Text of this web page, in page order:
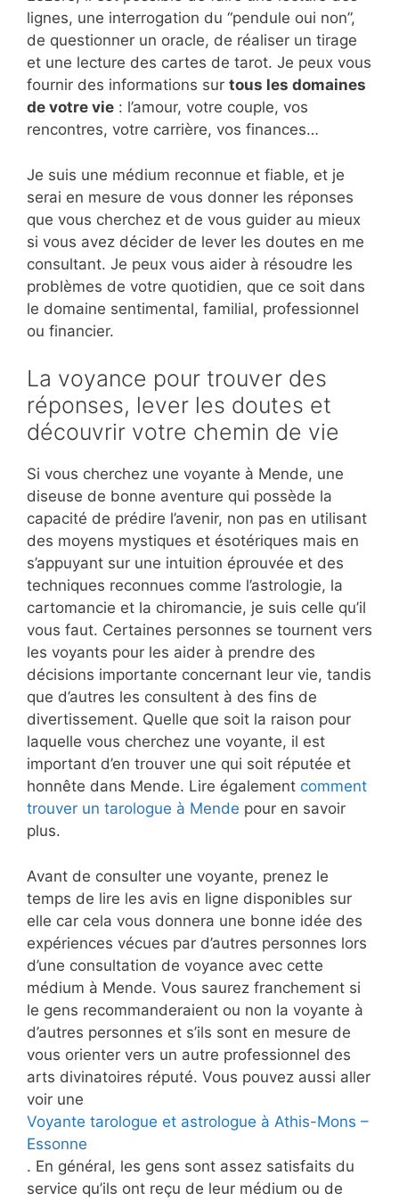
lignes, une interrogation du “pendule oui non”,
de questionner un oracle, de réaliser un tirage
et une lecture des cartes de tarot. Je peux vous
fournir des informations sur tous les domaines
de votre vie : l’amour, votre couple, vos
rencontres, votre carrière, vos finances…
Je suis une médium reconnue et fiable, et je
serai en mesure de vous donner les réponses
que vous cherchez et de vous guider au mieux
si vous avez décider de lever les doutes en me
consultant. Je peux vous aider à résoudre les
problèmes de votre quotidien, que ce soit dans
le domaine sentimental, familial, professionnel
ou financier.
La voyance pour trouver des
réponses, lever les doutes et
découvrir votre chemin de vie
Si vous cherchez une voyante à Mende, une
diseuse de bonne aventure qui possède la
capacité de prédire l’avenir, non pas en utilisant
des moyens mystiques et ésotériques mais en
s’appuyant sur une intuition éprouvée et des
techniques reconnues comme l’astrologie, la
cartomancie et la chiromancie, je suis celle qu’il
vous faut. Certaines personnes se tournent vers
les voyants pour les aider à prendre des
décisions importante concernant leur vie, tandis
que d’autres les consultent à des fins de
divertissement. Quelle que soit la raison pour
laquelle vous cherchez une voyante, il est
important d’en trouver une qui soit réputée et
honnête dans Mende. Lire également comment
trouver un tarologue à Mende pour en savoir
plus.
Avant de consulter une voyante, prenez le
temps de lire les avis en ligne disponibles sur
elle car cela vous donnera une bonne idée des
expériences vécues par d’autres personnes lors
d’une consultation de voyance avec cette
médium à Mende. Vous saurez franchement si
le gens recommanderaient ou non la voyante à
d’autres personnes et s’ils sont en mesure de
vous orienter vers un autre professionnel des
arts divinatoires réputé. Vous pouvez aussi aller
voir une
Voyante tarologue et astrologue à Athis-Mons –
Essonne
. En général, les gens sont assez satisfaits du
service qu’ils ont reçu de leur médium ou de